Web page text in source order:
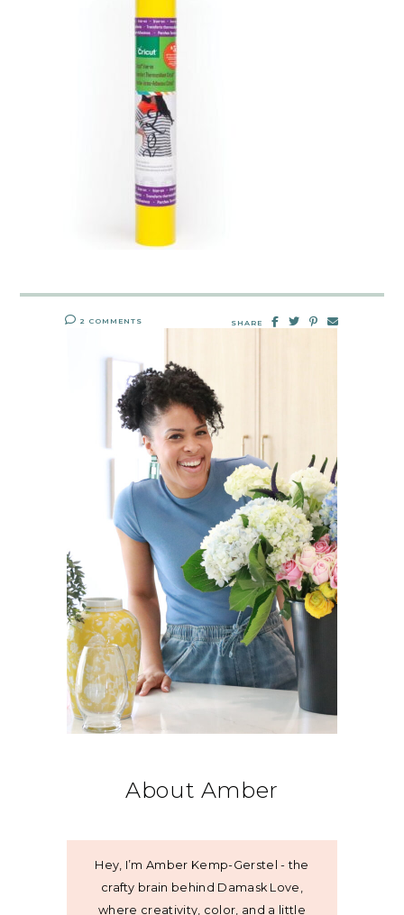
2 COMMENTS SHARE
About Amber
Hey, I’m Amber Kemp-Gerstel - the
crafty brain behind Damask Love,
where creativity, color, and a little